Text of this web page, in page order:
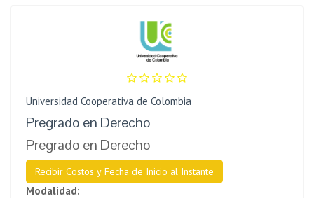
Universidad Cooperativa de Colombia
Pregrad​o en Derecho
Pregrado en Derecho
Recibir Costos y Fecha de Inicio al Instante
Modalidad: